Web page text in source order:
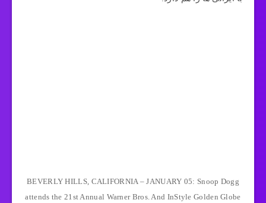
BEVERLY HILLS, CALIFORNIA – JANUARY 05: Snoop Dogg
attends the 21st Annual Warner Bros. And InStyle Golden Globe